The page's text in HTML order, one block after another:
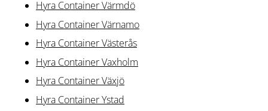
Hyra Container Värmdö
Hyra Container Värnamo
Hyra Container Västerås
Hyra Container Vaxholm
Hyra Container Växjö
Hyra Container Ystad